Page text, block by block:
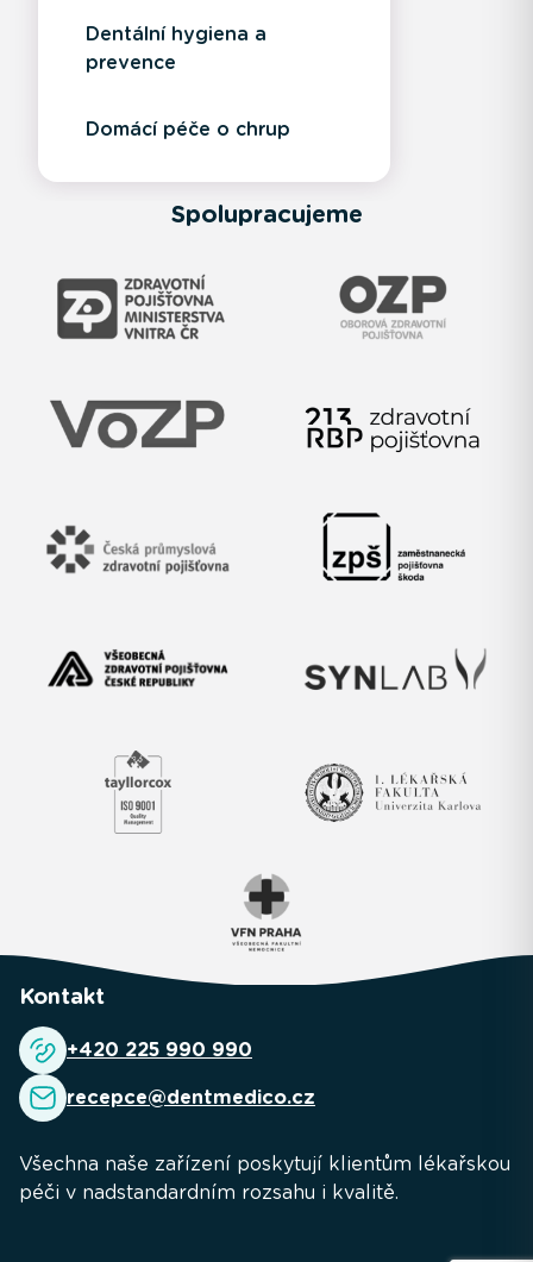
Dentální hygiena a
prevence
Domácí péče o chrup
Spolupracujeme
Kontakt
+420 225 990 990
recepce@dentmedico.cz
Všechna naše zařízení poskytují klientům lékařskou
péči v nadstandardním rozsahu i kvalitě.